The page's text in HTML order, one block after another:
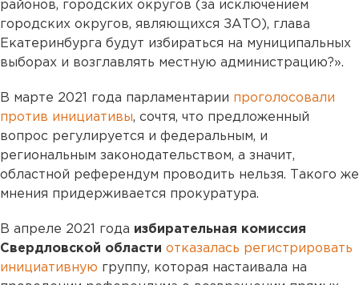
районов, городских округов (за исключением
городских округов, являющихся ЗАТО), глава
Екатеринбурга будут избираться на муниципальных
выборах и возглавлять местную администрацию?».
В марте 2021 года парламентарии проголосовали
против инициативы, сочтя, что предложенный
вопрос регулируется и федеральным, и
региональным законодательством, а значит,
областной референдум проводить нельзя. Такого же
мнения придерживается прокуратура.
В апреле 2021 года избирательная комиссия
Свердловской области отказалась регистрировать
инициативную группу, которая настаивала на